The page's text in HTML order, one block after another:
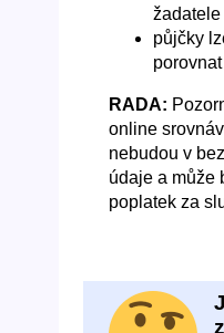
půjčky
porovnat
RADA:
online
nebudou v
údaje a může
poplatek za